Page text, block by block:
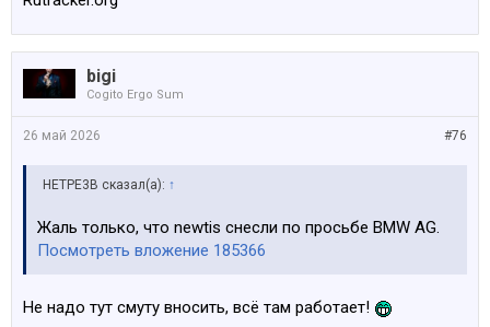
bigi
Cogito Ergo Sum
#76
26 май 2026
HETPE3B сказал(а): ↑
Жаль только, что newtis снесли по просьбе BMW AG.
Посмотреть вложение 185366
Не надо тут смуту вносить, всё там работает!